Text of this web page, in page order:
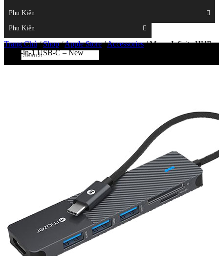
Camera
Phụ Kiện
Phụ Kiện
Top
Trang Chủ/Shop/Apple Store/Accessories/Mazer Infinite HUB
Pro 6-in-1 USB-C – New